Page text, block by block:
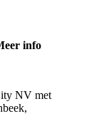
info
NV met